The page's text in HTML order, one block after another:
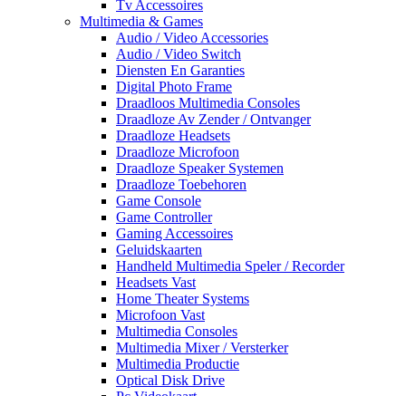
Tv Accessoires
Multimedia & Games
Audio / Video Accessories
Audio / Video Switch
Diensten En Garanties
Digital Photo Frame
Draadloos Multimedia Consoles
Draadloze Av Zender / Ontvanger
Draadloze Headsets
Draadloze Microfoon
Draadloze Speaker Systemen
Draadloze Toebehoren
Game Console
Game Controller
Gaming Accessoires
Geluidskaarten
Handheld Multimedia Speler / Recorder
Headsets Vast
Home Theater Systems
Microfoon Vast
Multimedia Consoles
Multimedia Mixer / Versterker
Multimedia Productie
Optical Disk Drive